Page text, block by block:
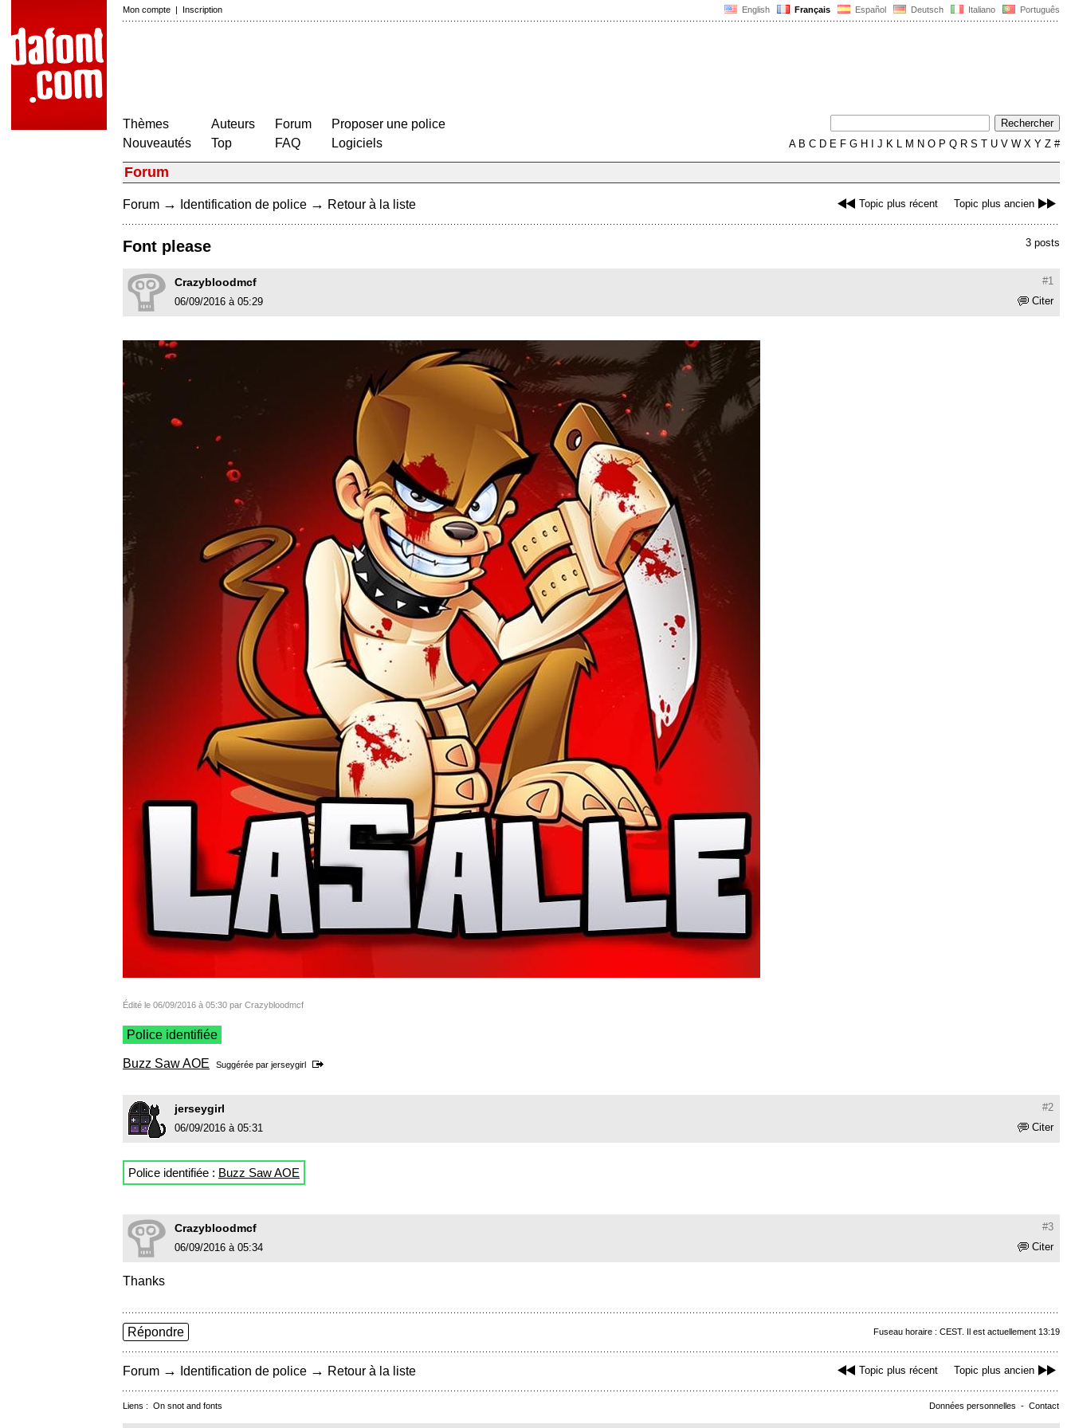
English Français Español Deutsch Italiano Português
Mon compte | Inscription
Thèmes
Nouveautés
Auteurs
Top
Forum
FAQ
Proposer une police
Logiciels
AB C D E F G H J K L M N O P Q R S T U V W X Y Z #
Forum
Topic plus récent Topic plus ancien
Forum → Identification de police → Retour à la liste
3 posts
Font please
#1
Crazybloodmcf
Citer
06/09/2016 à 05:29
Édité le 06/09/2016 à 05:30 par Crazybloodmcf
Police identifiée
Buzz Saw AOE Suggérée par jerseygirl
#2
jerseygirl
Citer
06/09/2016 à 05:31
Police identifiée : Buzz Saw AOE
#3
Crazybloodmcf
Citer
06/09/2016 à 05:34
Thanks
Fuseau horaire : CEST. Il est actuellement 13:19
Répondre
Topic plus récent Topic plus ancien
Forum → Identification de police → Retour à la liste
Données personnelles - Contact
Liens : On snot and fonts